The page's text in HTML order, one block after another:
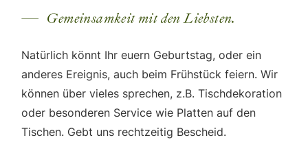
Gemeinsamkeit mit den Liebsten.
Natürlich könnt Ihr euern Geburtstag, oder ein
anderes Ereignis, auch beim Frühstück feiern. Wir
können über vieles sprechen, z.B. Tischdekoration
oder besonderen Service wie Platten auf den
Tischen. Gebt uns rechtzeitig Bescheid.